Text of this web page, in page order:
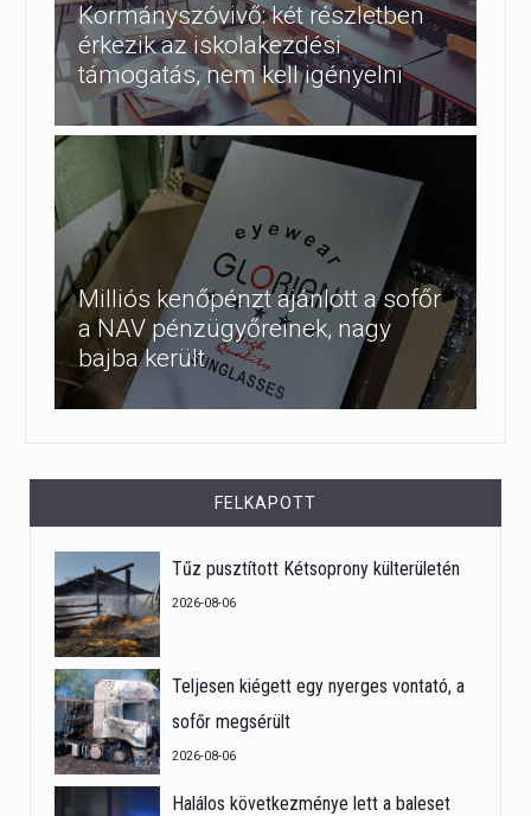
Kormányszóvivő: két részletben
érkezik az iskolakezdési
támogatás, nem kell igényelni
Milliós kenőpénzt ajánlott a sofőr
a NAV pénzügyőreinek, nagy
bajba került
FELKAPOTT
Tűz pusztított Kétsoprony külterületén
2026-08-06
Teljesen kiégett egy nyerges vontató, a
sofőr megsérült
2026-08-06
Halálos következménye lett a baleset